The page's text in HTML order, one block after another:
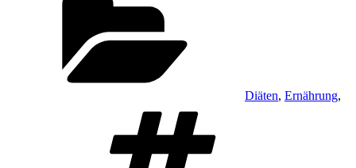
Diäten, Ernährung,